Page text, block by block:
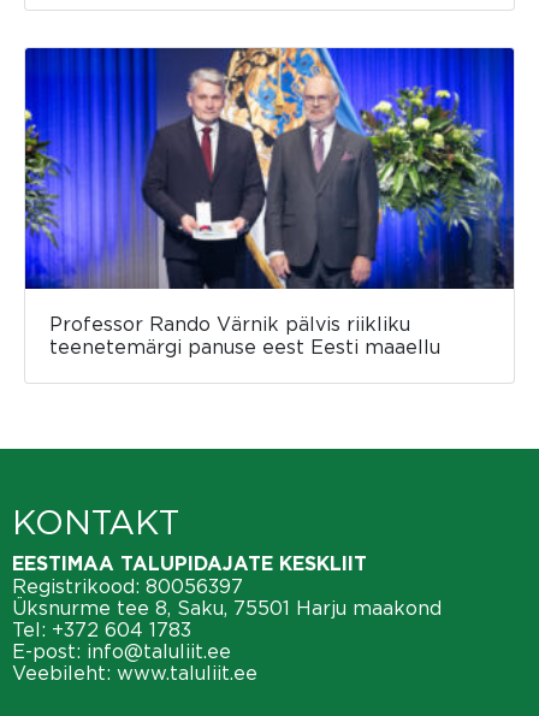
Professor Rando Värnik pälvis riikliku
teenetemärgi panuse eest Eesti maaellu
KONTAKT
EESTIMAA TALUPIDAJATE KESKLIIT
Registrikood: 80056397
Üksnurme tee 8, Saku, 75501 Harju maakond
Tel: +372 604 1783
E-post: info@taluliit.ee
Veebileht: www.taluliit.ee